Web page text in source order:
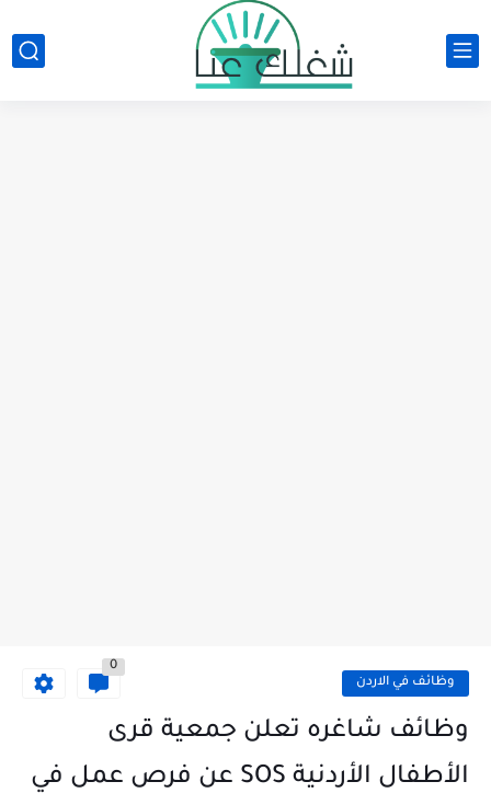
وظائف في الاردن
0
وظائف شاغره تعلن جمعية قرى
الأطفال الأردنية SOS عن فرص عمل في